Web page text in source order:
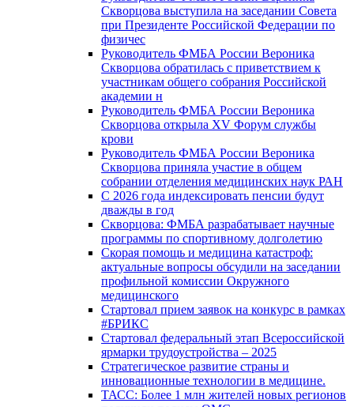
Скворцова выступила на заседании Совета
при Президенте Российской Федерации по
физичес
Руководитель ФМБА России Вероника
Скворцова обратилась с приветствием к
участникам общего собрания Российской
академии н
Руководитель ФМБА России Вероника
Скворцова открыла XV Форум службы
крови
Руководитель ФМБА России Вероника
Скворцова приняла участие в общем
собрании отделения медицинских наук РАН
С 2026 года индексировать пенсии будут
дважды в год
Скворцова: ФМБА разрабатывает научные
программы по спортивному долголетию
Скорая помощь и медицина катастроф:
актуальные вопросы обсудили на заседании
профильной комиссии Окружного
медицинского
Стартовал прием заявок на конкурс в рамках
#БРИКС
Стартовал федеральный этап Всероссийской
ярмарки трудоустройства – 2025
Стратегическое развитие страны и
инновационные технологии в медицине.
ТАСС: Более 1 млн жителей новых регионов